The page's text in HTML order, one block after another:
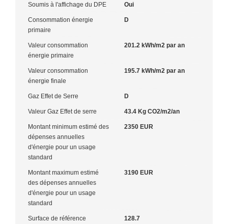
Soumis à l'affichage du DPE Oui
Consommation énergie
primaire
D
Valeur consommation
énergie primaire
201.2 kWh/m2 par an
Valeur consommation
énergie finale
195.7 kWh/m2 par an
Gaz Effet de Serre D
Valeur Gaz Effet de serre 43.4 Kg CO2/m2/an
Montant minimum estimé des
dépenses annuelles
d'énergie pour un usage
standard
2350 EUR
Montant maximum estimé
des dépenses annuelles
d'énergie pour un usage
standard
3190 EUR
Surface de référence 128.7